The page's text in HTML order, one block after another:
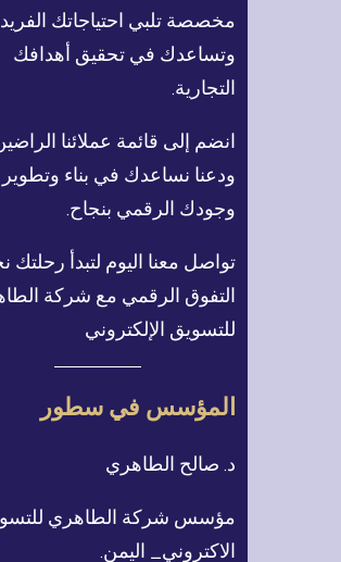
مخصصة تلبي احتياجاتك الفريدة
وتساعدك في تحقيق أهدافك
التجارية.
انضم إلى قائمة عملائنا الراضين
ودعنا نساعدك في بناء وتطوير
وجودك الرقمي بنجاح.
تواصل معنا اليوم لتبدأ رحلتك نحو
التفوق الرقمي مع شركة
للتسويق الإلكتروني
المؤسس في سطور
د. صالح الطاهري
مؤسس شركة الطاهري للتسويق
الاكتروني_ اليمن.